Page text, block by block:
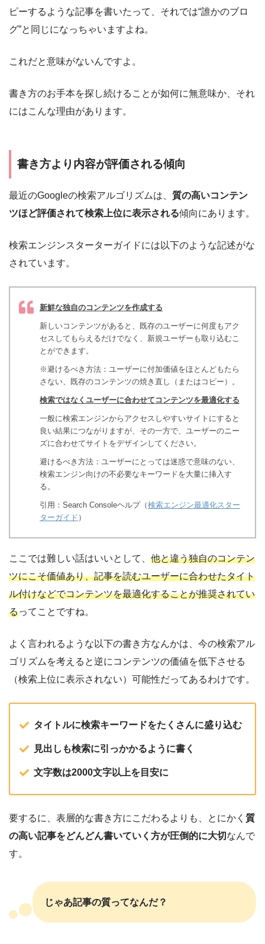
ピーするような記事を書いたって、それでは“誰かのブロ
グ”と同じになっちゃいますよね。
これだと意味がないんですよ。
書き方のお手本を探し続けることが如何に無意味か、それ
にはこんな理由があります。
書き方より内容が評価される傾向
最近のGoogleの検索アルゴリズムは、 質の高いコンテン
ツほど評価されて検索上位に表示される傾向にあります。
検索エンジンスターターガイドには以下のような記述がな
されています。
新鮮な独自のコンテンツを作成する
新しいコンテンツがあると、既存のユーザーに何度もアク
セスしてもらえるだけでなく、新規ユーザーも取り込むこ
とができます。
※避けるべき方法：ユーザーに付加価値をほとんどもたら
さない、既存のコンテンツの焼き直し（またはコピー）。
検索ではなくユーザーに合わせてコンテンツを最適化する
一般に検索エンジンからアクセスしやすいサイトにすると
良い結果につながりますが、その一方で、ユーザーのニー
ズに合わせてサイトをデザインしてください。
避けるべき方法：ユーザーにとっては迷惑で意味のない、
検索エンジン向けの不必要なキーワードを大量に挿入す
る。
引用：Search Consoleヘルプ（検索エンジン最適化スター
ターガイド ）
ここでは難しい話はいいとして、 他と違う独自のコンテン
ツにこそ価値あり、記事を読むユーザーに合わせたタイト
ル付けなどでコンテンツを最適化することが推奨されてい
るってことですね。
よく言われるような以下の書き方なんかは、今の検索アル
ゴリズムを考えると逆にコンテンツの価値を低下させる
（検索上位に表示されない）可能性だってあるわけです。
タイトルに検索キーワードをたくさんに盛り込む
見出しも検索に引っかかるように書く
文字数は2000文字以上を目安に
要するに、表層的な書き方にこだわるよりも、とにかく 質
の高い記事をどんどん書いていく方が圧倒的に大切 なんで
す。
じゃあ記事の質ってなんだ？